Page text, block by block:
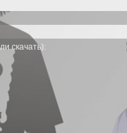
скачать):